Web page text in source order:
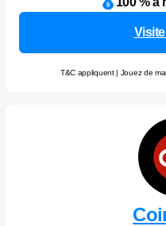
T&C appliquent | Jouez de